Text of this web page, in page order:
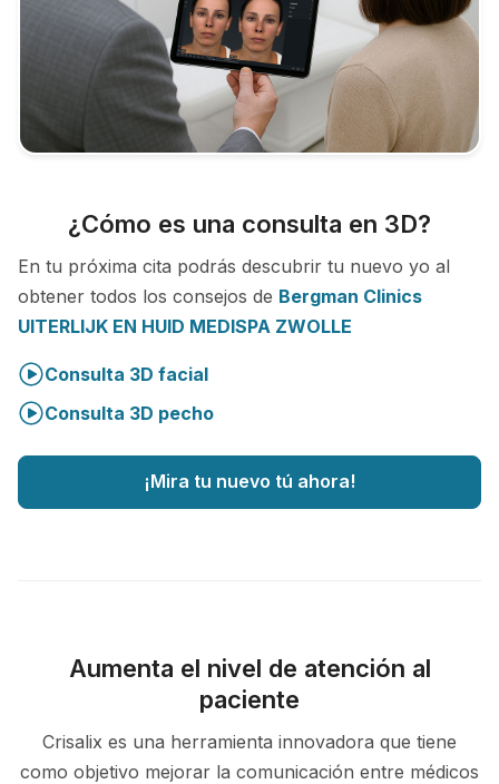
¿Cómo es una consulta en 3D?
En tu próxima cita podrás descubrir tu nuevo yo al
obtener todos los consejos de Bergman Clinics
UITERLIJK EN HUID MEDISPA ZWOLLE
Consulta 3D facial
Consulta 3D pecho
¡Mira tu nuevo tú ahora!
Aumenta el nivel de atención al
paciente
Crisalix es una herramienta innovadora que tiene
como objetivo mejorar la comunicación entre médicos